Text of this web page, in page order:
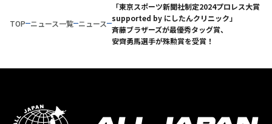
TOP ニュース一覧 ニュース
「東京スポーツ新聞社制定2024プロレス大賞
supported by にしたんクリニック」
斉藤ブラザーズが最優秀タッグ賞、
安齊勇馬選手が殊勲賞を受賞！